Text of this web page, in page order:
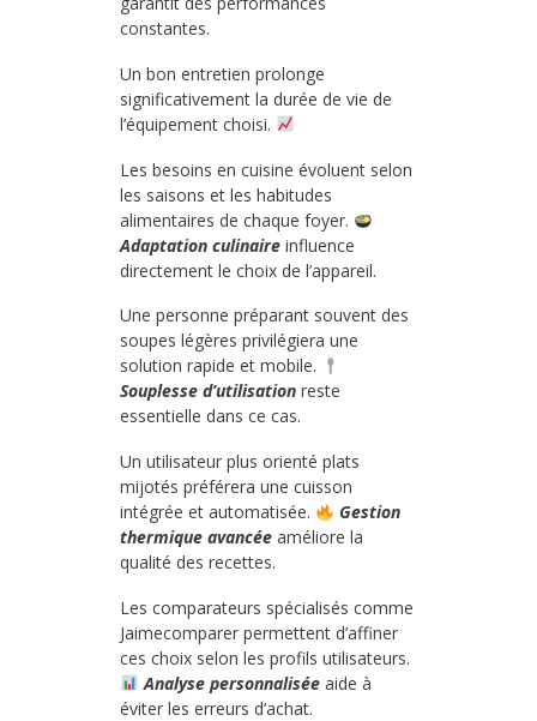
constantes.
Un bon entretien prolonge
significativement la durée de vie de
l’équipement choisi.
Les besoins en cuisine évoluent selon
les saisons et les habitudes
alimentaires de chaque foyer.
Adaptation culinaire influence
directement le choix de l’appareil.
Une personne préparant souvent des
soupes légères privilégiera une
solution rapide et mobile.
Souplesse d’utilisation reste
essentielle dans ce cas.
Un utilisateur plus orienté plats
mijotés préférera une cuisson
intégrée et automatisée.
Gestion
thermique avancée améliore la
qualité des recettes.
Les comparateurs spécialisés comme
Jaimecomparer permettent d’affiner
ces choix selon les profils utilisateurs.
Analyse personnaliséeaide à
éviter les erreurs d’achat.